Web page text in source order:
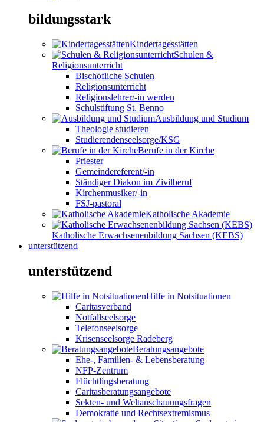
bildungsstark
Kindertagesstätten
Schulen &
Religionsunterricht
Bischöfliche Schulen
Religionsunterricht
Religionslehrer/-in werden
Schulstiftung St. Benno
Ausbildung und Studium
Theologie studieren
Studierendenseelsorge/KSG
Berufe in der Kirche
Priester
Gemeindereferent/-in
Ständiger Diakon im Zivilberuf
Kirchenmusiker/-in
FSJ-pastoral
Katholische Akademie
Katholische Erwachsenenbildung Sachsen (KEBS)
unterstützend
unterstützend
Hilfe in Notsituationen
Caritasverband
Notfallseelsorge
Telefonseelsorge
Krisenseelsorge Radeberg
Beratungsangebote
Ehe-, Familien- & Lebensberatung
NFP-Zentrum
Flüchtlingsberatung
Caritasberatungsangebote
Sekten- und Weltanschauungsfragen
Demokratie und Rechtsextremismus